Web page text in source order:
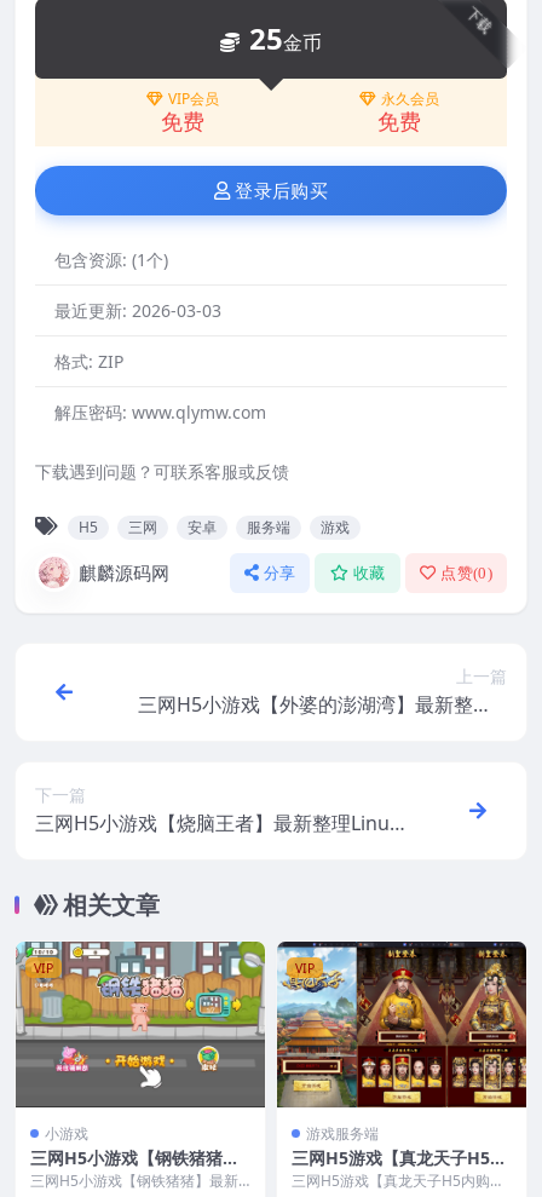
下载
25金币
VIP会员
免费
永久会员
免费
登录后购买
包含资源: (1个)
最近更新: 2026-03-03
格式: ZIP
解压密码: www.qlymw.com
下载遇到问题？可联系客服或反馈
H5 三网 安卓 服务端 游戏
麒麟源码网 分享 收藏 点赞(0)
上一篇
三网H5小游戏【外婆的澎湖湾】最新整理Li
下一篇
三网H5小游戏【烧脑王者】最新整理Linux
相关文章
VIP
小游戏
三网H5小游戏【钢铁猪猪】
最新整理Linux手工服务端
三网H5小游戏【钢铁猪猪】最新
VIP
游戏服务端
三网H5游戏【真龙天子H5内
购版】最新整理Win系服务端
三网H5游戏【真龙天子H5内购